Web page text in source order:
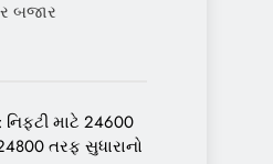
બજાર
નિફ્ટી માટે 24600
તરફ સુધારાનો